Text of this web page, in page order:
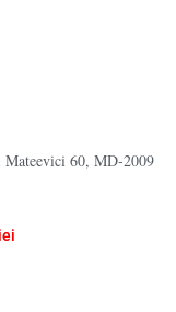
60, MD-2009